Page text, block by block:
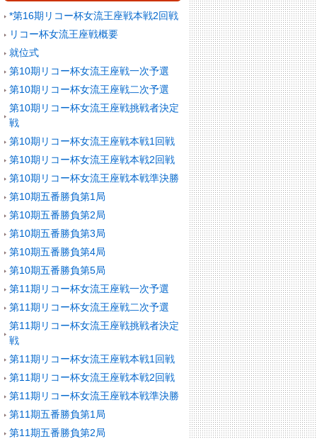
*第16期リコー杯女流王座戦本戦2回戦
リコー杯女流王座戦概要
就位式
第10期リコー杯女流王座戦一次予選
第10期リコー杯女流王座戦二次予選
第10期リコー杯女流王座戦挑戦者決定
戦
第10期リコー杯女流王座戦本戦1回戦
第10期リコー杯女流王座戦本戦2回戦
第10期リコー杯女流王座戦本戦準決勝
第10期五番勝負第1局
第10期五番勝負第2局
第10期五番勝負第3局
第10期五番勝負第4局
第10期五番勝負第5局
第11期リコー杯女流王座戦一次予選
第11期リコー杯女流王座戦二次予選
第11期リコー杯女流王座戦挑戦者決定
戦
第11期リコー杯女流王座戦本戦1回戦
第11期リコー杯女流王座戦本戦2回戦
第11期リコー杯女流王座戦本戦準決勝
第11期五番勝負第1局
第11期五番勝負第2局